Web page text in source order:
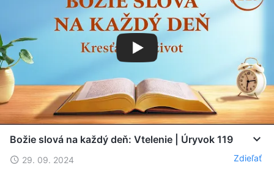
Božie slová na každý deň: Vtelenie | Úryvok 119
29. 09. 2024 Zdieľať